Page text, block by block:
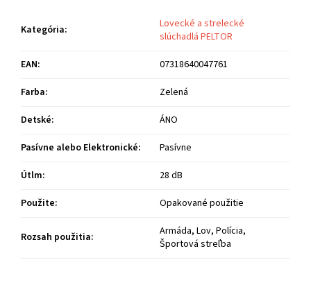
Kategória:
Lovecké a strelecké
slúchadlá PELTOR
EAN:
07318640047761
Farba:
Zelená
Detské:
ÁNO
Pasívne alebo Elektronické:
Pasívne
Útlm:
28 dB
Použite: Opakované použitie
Rozsah použitia:
Armáda, Lov, Polícia,
Športová streľba